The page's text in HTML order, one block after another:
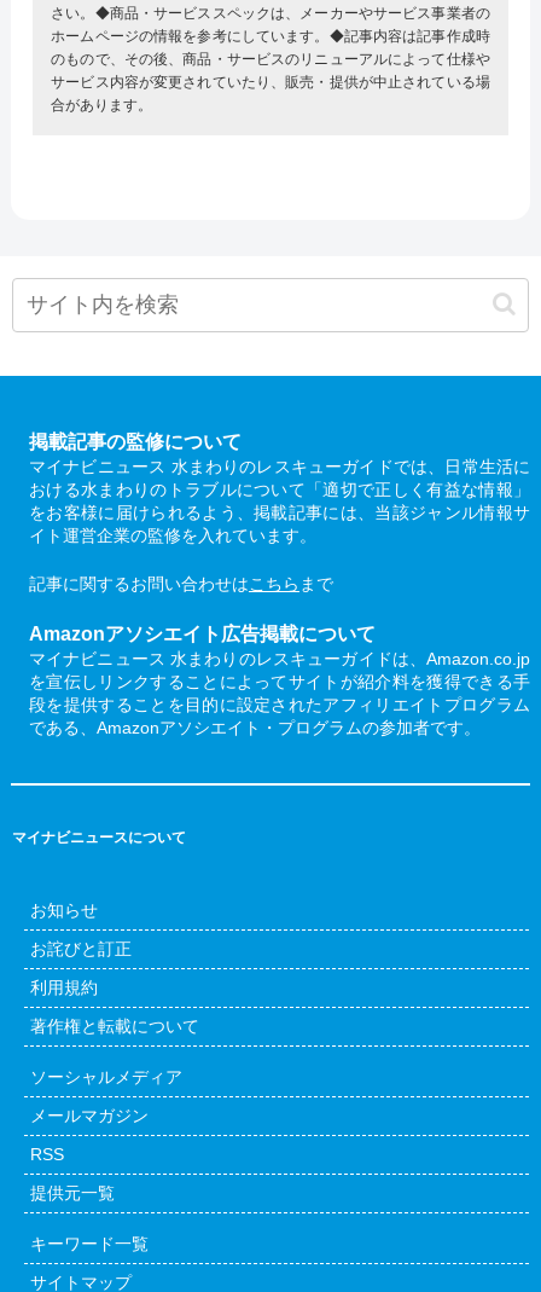
さい。◆商品・サービススペックは、メーカーやサービス事業者の
ホームページの情報を参考にしています。◆記事内容は記事作成時
のもので、その後、商品・サービスのリニューアルによって仕様や
サービス内容が変更されていたり、販売・提供が中止されている場
合があります。
掲載記事の監修について
マイナビニュース 水まわりのレスキューガイドでは、日常生活に
おける水まわりのトラブルについて「適切で正しく有益な情報」
をお客様に届けられるよう、掲載記事には、当該ジャンル情報サ
イト運営企業の監修を入れています。
記事に関するお問い合わせはこちら まで
Amazonアソシエイト広告掲載について
マイナビニュース 水まわりのレスキューガイドは、Amazon.co.jp
を宣伝しリンクすることによってサイトが紹介料を獲得できる手
段を提供することを目的に設定されたアフィリエイトプログラム
である、Amazonアソシエイト・プログラムの参加者です。
マイナビニュースについて
お知らせ
お詫びと訂正
利用規約
著作権と転載について
ソーシャルメディア
メールマガジン
RSS
提供元一覧
キーワード一覧
サイトマップ